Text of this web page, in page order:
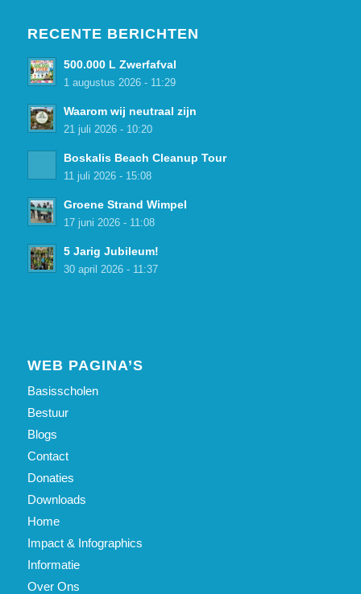
RECENTE BERICHTEN
500.000 L Zwerfafval
1 augustus 2026 - 11:29
Waarom wij neutraal zijn
21 juli 2026 - 10:20
Boskalis Beach Cleanup Tour
11 juli 2026 - 15:08
Groene Strand Wimpel
17 juni 2026 - 11:08
5 Jarig Jubileum!
30 april 2026 - 11:37
WEB PAGINA’S
Basisscholen
Bestuur
Blogs
Contact
Donaties
Downloads
Home
Impact & Infographics
Informatie
Over Ons